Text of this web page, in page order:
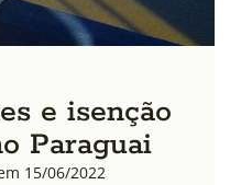
e isenção
Paraguai
15/06/2022